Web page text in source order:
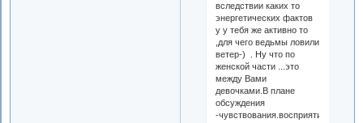
вследствии каких то
энергетических фактов
у у тебя же активно то
,для чего ведьмы ловили
ветер-) . Ну что по
женской части ...это
между Вами
девочками.В плане
обсуждения
-чувствования.восприятия